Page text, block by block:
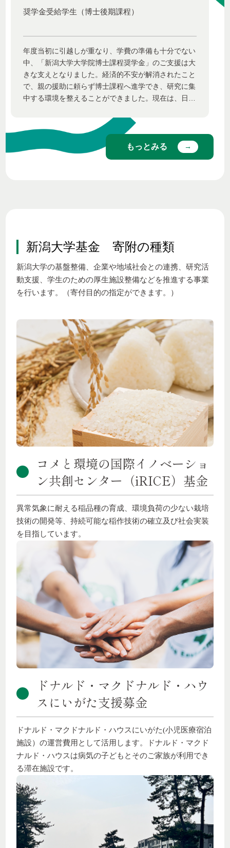
奨学金受給学生（博士後期課程）
年度当初に引越しが重なり、学費の準備も十分でない
中、「新潟大学大学院博士課程奨学金」のご支援は大
きな支えとなりました。経済的不安が解消されたこと
で、親の援助に頼らず博士課程へ進学でき、研究に集
中する環境を整えることができました。現在は、日々
います。将来は研究成果を社会や教育へ還元できる研
究者になることを目標としています。（大学院医歯学
総合研究科博士後期課程 1 年）
もっとみる
新潟大学基金 寄附の種類
新潟大学の基盤整備、企業や地域社会との連携、研究活
動支援、学生のための厚生施設整備などを推進する事業
を行います。（寄付目的の指定ができます。）
コメと環境の国際イノベーショ
ン共創センター（iRICE）基金
異常気象に耐える稲品種の育成、環境負荷の少ない栽培
技術の開発等、持続可能な稲作技術の確立及び社会実装
を目指しています。
ドナルド・マクドナルド・ハウ
スにいがた支援募金
ドナルド・マクドナルド・ハウスにいがた(小児医療宿泊
施設）の運営費用として活用します。ドナルド・マクド
ナルド・ハウスは病気の子どもとそのご家族が利用でき
る滞在施設です。